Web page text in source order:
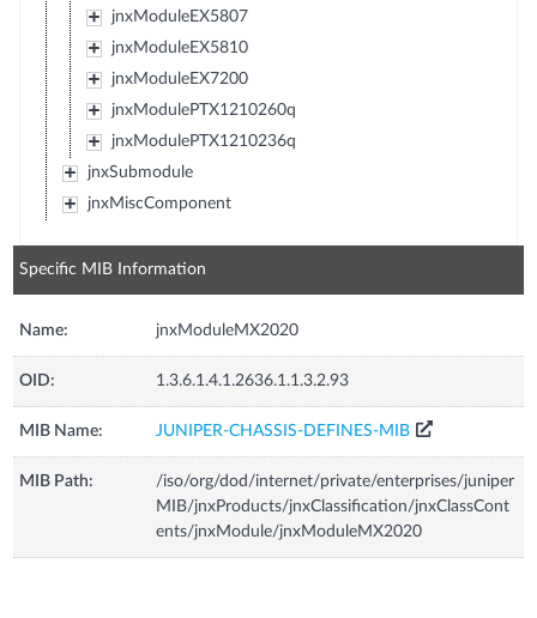
jnxModuleEX5807
jnxModuleEX5810
jnxModuleEX7200
jnxModulePTX1210260q
jnxModulePTX1210236q
jnxSubmodule
jnxMiscComponent
Specific MIB Information
Name: jnxModuleMX2020
OID: 1.3.6.1.4.1.2636.1.1.3.2.93
MIB Name: JUNIPER-CHASSIS-DEFINES-MIB
MIB Path:
/iso/org/dod/internet/private/enterprises/juniper
MIB/jnxProducts/jnxClassification/jnxClassCont
ents/jnxModule/jnxModuleMX2020